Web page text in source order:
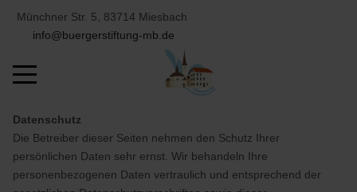
Münchner Str. 5, 83714 Miesbach
info@buergerstiftung-mb.de
Mobile Menu Toggle
Datenschutz
Die Betreiber dieser Seiten nehmen den Schutz Ihrer
persönlichen Daten sehr ernst. Wir behandeln Ihre
personenbezogenen Daten vertraulich und entsprechend der